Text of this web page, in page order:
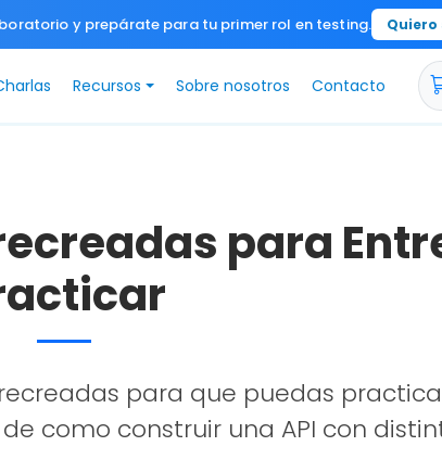
y prepárate para tu primer rol en testing. Quiero
Recursos Sobre nosotros Contacto
para
para que puedas
como construir una API con